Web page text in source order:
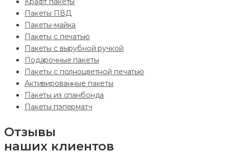
Пакеты ПВД
Пакеты-майка
Пакеты с печатью
Пакеты с вырубной ручкой
Подарочные пакеты
Пакеты с полноцветной печатью
Активированные пакеты
Пакеты из спанбонда
Пакеты пэперматч
Отзывы
наших клиентов